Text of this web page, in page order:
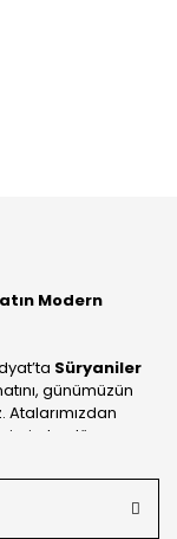
Modern
Süryaniler
günümüzün
Atalarımızdan
dünya
işlemeleri, her